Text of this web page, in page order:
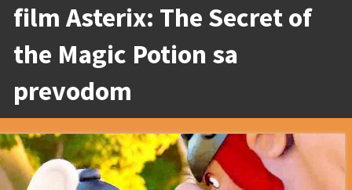
film Asterix: The Secret of
the Magic Potion sa
prevodom